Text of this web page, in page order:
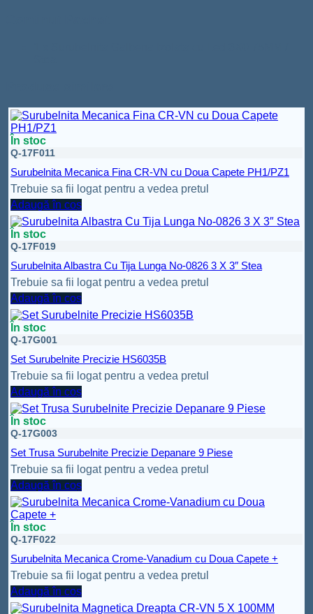
În stoc
Q-17F011
Surubelnita Mecanica Fina CR-VN cu Doua Capete PH1/PZ1
Trebuie sa fii logat pentru a vedea pretul
Adaugă în coș
În stoc
Q-17F019
Surubelnita Albastra Cu Tija Lunga No-0826 3 X 3″ Stea
Trebuie sa fii logat pentru a vedea pretul
Adaugă în coș
În stoc
Q-17G001
Set Surubelnite Precizie HS6035B
Trebuie sa fii logat pentru a vedea pretul
Adaugă în coș
În stoc
Q-17G003
Set Trusa Surubelnite Precizie Depanare 9 Piese
Trebuie sa fii logat pentru a vedea pretul
Adaugă în coș
În stoc
Q-17F022
Surubelnita Mecanica Crome-Vanadium cu Doua Capete +
Trebuie sa fii logat pentru a vedea pretul
Adaugă în coș